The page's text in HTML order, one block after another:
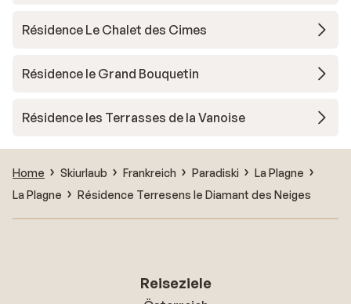
Résidence Le Chalet des Cimes
Résidence le Grand Bouquetin
Résidence les Terrasses de la Vanoise
Home Skiurlaub Frankreich Paradiski
La Plagne
La Plagne
Résidence Terresens le Diamant des Neiges
Reiseziele